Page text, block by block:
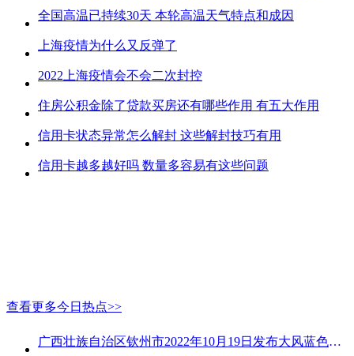
全国高温已持续30天 本轮高温天气特点和成因
上海疫情为什么又反弹了
2022上海疫情会不会二次封控
住房公积金除了贷款买房还有哪些作用 有五大作用
信用卡状态异常怎么解封 这些解封技巧有用
信用卡越多越好吗 数量多容易有这些问题
查看更多今日热点>>
广西壮族自治区钦州市2022年10月19日发布大风蓝色预警